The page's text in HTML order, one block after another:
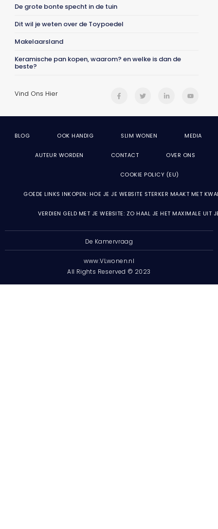
De grote bonte specht in de tuin
Dit wil je weten over de Toypoedel
Makelaarsland
Keramische pan kopen, waarom? en welke is dan de
beste?
Vind Ons Hier
BLOG OOK HANDIG SLIM WONEN MEDIA
AUTEUR WORDEN CONTACT OVER ONS
COOKIE POLICY (EU)
GOEDE LINKS INKOPEN: HOE JE JE WEBSITE STERKER MAAKT MET
VERDIEN GELD MET JE WEBSITE: ZO HAAL JE HET MAXIMALE UIT
De Kamervraag
www.VLwonen.nl
All Rights Reserved © 2023